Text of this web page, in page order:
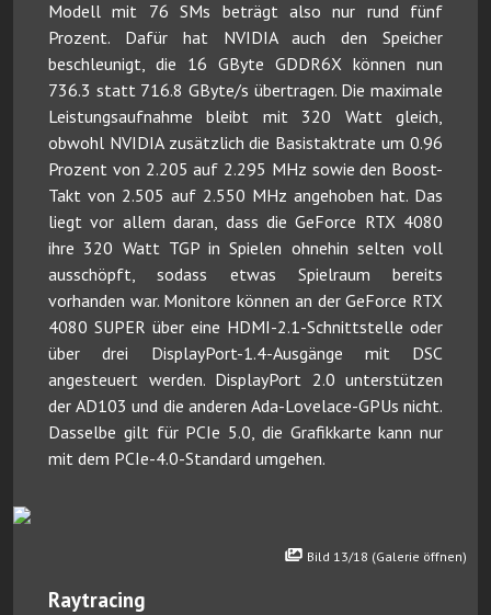
Modell mit 76 SMs beträgt also nur rund fünf
Prozent. Dafür hat NVIDIA auch den Speicher
beschleunigt, die 16 GByte GDDR6X können nun
736.3 statt 716.8 GByte/s übertragen. Die maximale
Leistungsaufnahme bleibt mit 320 Watt gleich,
obwohl NVIDIA zusätzlich die Basistaktrate um 0.96
Prozent von 2.205 auf 2.295 MHz sowie den Boost-
Takt von 2.505 auf 2.550 MHz angehoben hat. Das
liegt vor allem daran, dass die GeForce RTX 4080
ihre 320 Watt TGP in Spielen ohnehin selten voll
ausschöpft, sodass etwas Spielraum bereits
vorhanden war. Monitore können an der GeForce RTX
4080 SUPER über eine HDMI-2.1-Schnittstelle oder
über drei DisplayPort-1.4-Ausgänge mit DSC
angesteuert werden. DisplayPort 2.0 unterstützen
der AD103 und die anderen Ada-Lovelace-GPUs nicht.
Dasselbe gilt für PCIe 5.0, die Grafikkarte kann nur
mit dem PCIe-4.0-Standard umgehen.
Bild 13/18 (Galerie öffnen)
Raytracing